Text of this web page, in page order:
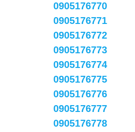
0905176770
0905176771
0905176772
0905176773
0905176774
0905176775
0905176776
0905176777
0905176778